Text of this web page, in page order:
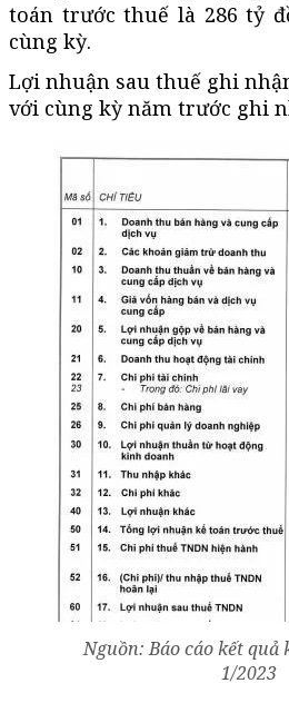
toán trước thuế là 286 tỷ
cùng kỳ.
Lợi nhuận sau thuế ghi
với cùng kỳ năm trước ghi
Nguồn: Báo cáo kết quả
1/2023